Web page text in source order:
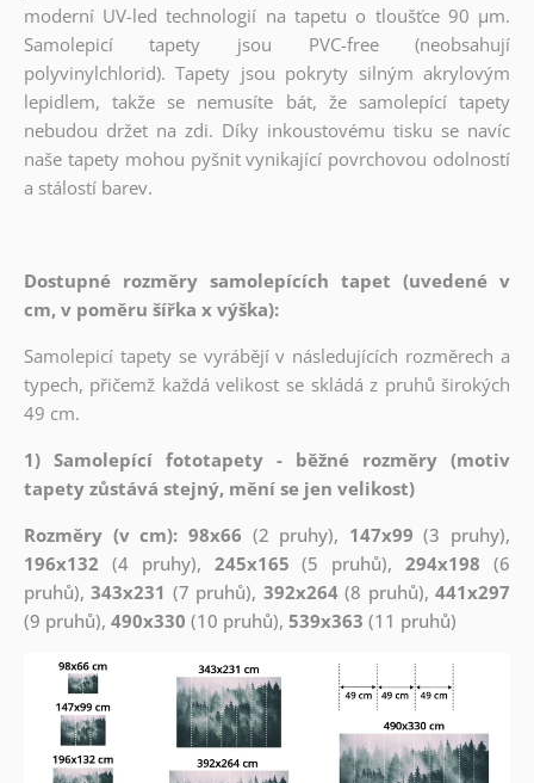
moderní UV-led technologií na tapetu o tloušťce 90 µm.
Samolepicí tapety jsou PVC-free (neobsahují
polyvinylchlorid). Tapety jsou pokryty silným akrylovým
lepidlem, takže se nemusíte bát, že samolepící tapety
nebudou držet na zdi. Díky inkoustovému tisku se navíc
naše tapety mohou pyšnit vynikající povrchovou odolností
a stálostí barev.
Dostupné rozměry samolepících tapet (uvedené v
cm, v poměru šířka x výška):
Samolepicí tapety se vyrábějí v následujících rozměrech a
typech, přičemž každá velikost se skládá z pruhů širokých
49 cm.
1) Samolepící fototapety - běžné rozměry (motiv
tapety zůstává stejný, mění se jen velikost)
Rozměry (v cm): 98x66 (2 pruhy), 147x99 (3 pruhy),
196x132 (4 pruhy), 245x165 (5 pruhů),294x198 (6
pruhů),343x231 (7 pruhů), 392x264(8 pruhů),441x297
(9 pruhů), 490x330 (10 pruhů), 539x363 (11 pruhů)